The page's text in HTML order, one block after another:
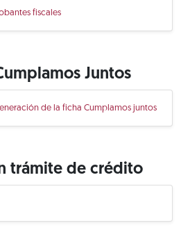
fiscales
Juntos
de la ficha Cumplamos juntos
trámite de crédito